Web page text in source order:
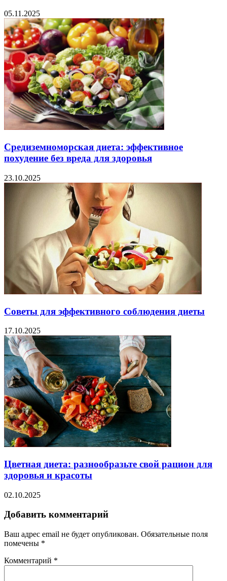
05.11.2025
Средиземноморская диета: эффективное
похудение без вреда для здоровья
23.10.2025
Советы для эффективного соблюдения диеты
17.10.2025
Цветная диета: разнообразьте свой рацион для
здоровья и красоты
02.10.2025
Добавить комментарий
Ваш адрес email не будет опубликован. Обязательные поля
помечены *
Комментарий *